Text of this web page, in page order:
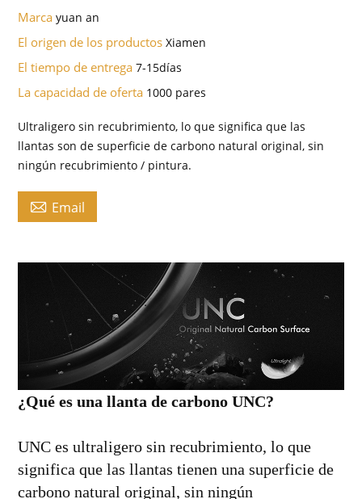
Marcayuan an
El origen de los productosXiamen
El tiempo de entrega7-15días
La capacidad de oferta 1000 pares
Ultraligero sin recubrimiento, lo que significa que las
llantas son de superficie de carbono natural original, sin
ningún recubrimiento / pintura.
 Email
¿Qué es una llanta de carbono UNC?
UNC es ultraligero sin recubrimiento, lo que
significa que las llantas tienen una superficie de
carbono natural original, sin ningún